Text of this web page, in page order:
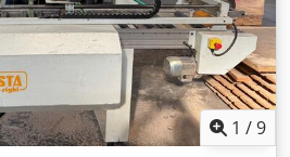
1 /9